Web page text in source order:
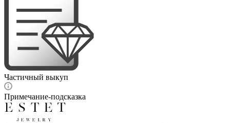
Частичный выкуп
Примечание-подсказка